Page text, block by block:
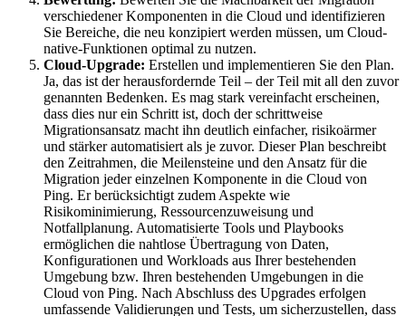
verschiedener Komponenten in die Cloud und identifizieren
Sie Bereiche, die neu konzipiert werden müssen, um Cloud-
native-Funktionen optimal zu nutzen.
Cloud-Upgrade: Erstellen und implementieren Sie den Plan.
Ja, das ist der herausfordernde Teil – der Teil mit all den zuvor
genannten Bedenken. Es mag stark vereinfacht erscheinen,
dass dies nur ein Schritt ist, doch der schrittweise
Migrationsansatz macht ihn deutlich einfacher, risikoärmer
und stärker automatisiert als je zuvor. Dieser Plan beschreibt
den Zeitrahmen, die Meilensteine und den Ansatz für die
Migration jeder einzelnen Komponente in die Cloud von
Ping. Er berücksichtigt zudem Aspekte wie
Risikominimierung, Ressourcenzuweisung und
Notfallplanung. Automatisierte Tools und Playbooks
ermöglichen die nahtlose Übertragung von Daten,
Konfigurationen und Workloads aus Ihrer bestehenden
Umgebung bzw. Ihren bestehenden Umgebungen in die
Cloud von Ping. Nach Abschluss des Upgrades erfolgen
umfassende Validierungen und Tests, um sicherzustellen, dass